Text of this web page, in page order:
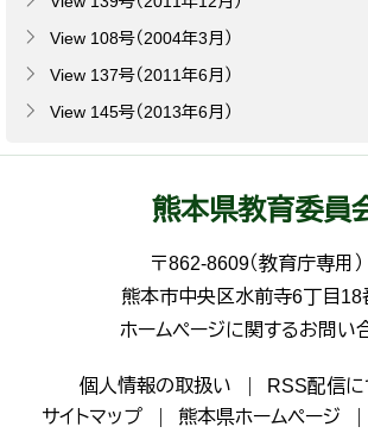
View 108号（2004年3月）
View 137号（2011年6月）
View 145号（2013年6月）
熊本県教育委員
〒862-8609（教育庁専用）
熊本市中央区水前寺6丁目18
ホームページに関するお問い
個人情報の取扱い
RSS配信に
サイトマップ
熊本県ホームページ